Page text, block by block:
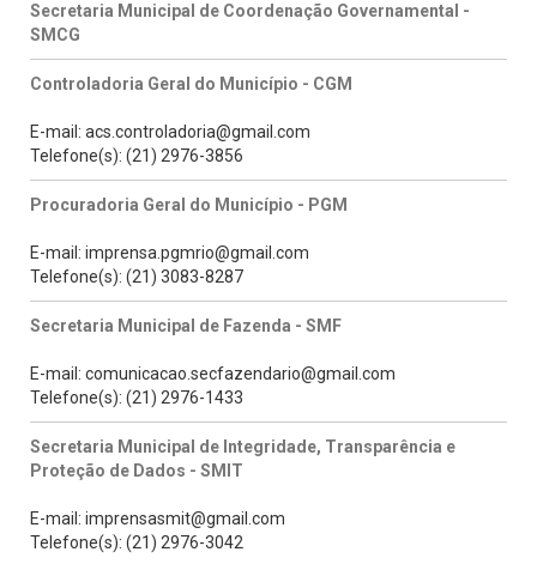
Secretaria Municipal de Coordenação Governamental -
SMCG
Controladoria Geral do Município - CGM
E-mail: acs.controladoria@gmail.com
Telefone(s): (21) 2976-3856
Procuradoria Geral do Município - PGM
E-mail: imprensa.pgmrio@gmail.com
Telefone(s): (21) 3083-8287
Secretaria Municipal de Fazenda - SMF
E-mail: comunicacao.secfazendario@gmail.com
Telefone(s): (21) 2976-1433
Secretaria Municipal de Integridade, Transparência e
Proteção de Dados - SMIT
E-mail: imprensasmit@gmail.com
Telefone(s): (21) 2976-3042